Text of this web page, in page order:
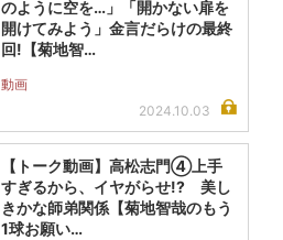
のように空を…」「開かない扉を
開けてみよう」金言だらけの最終
回!【菊地智…
動画
2024.10.03
【トーク動画】高松志門④上手
すぎるから、イヤがらせ!? 美し
きかな師弟関係【菊地智哉のもう
1球お願い…